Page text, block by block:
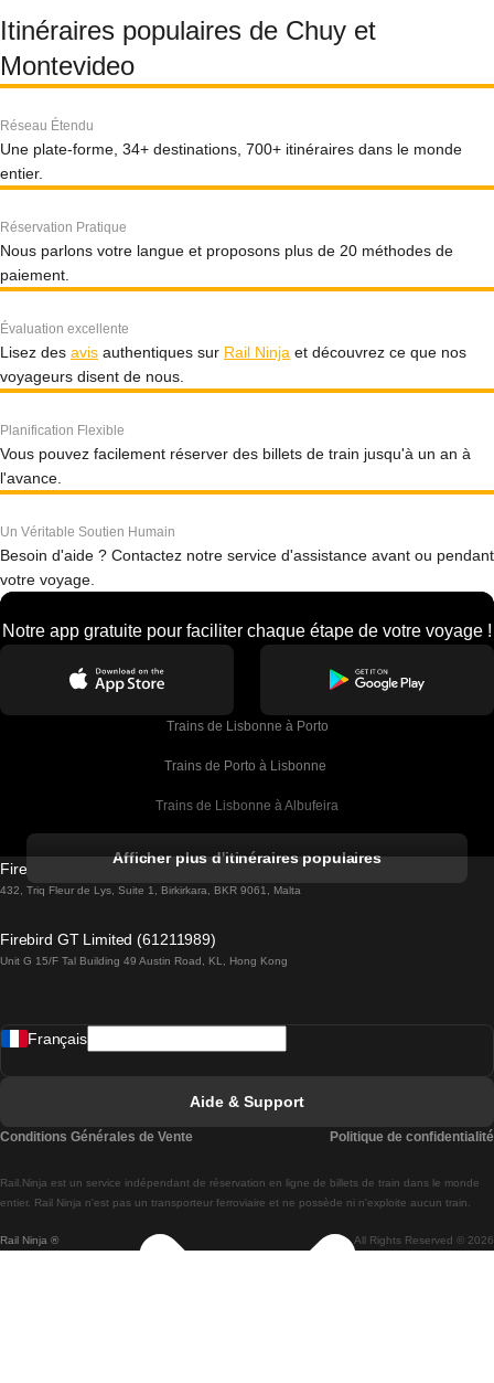
Itinéraires populaires de Chuy et
Montevideo
Réseau Étendu
Une plate-forme, 34+ destinations, 700+ itinéraires dans le monde
entier.
Réservation Pratique
Nous parlons votre langue et proposons plus de 20 méthodes de
paiement.
Évaluation excellente
Lisez des avis authentiques sur Rail Ninja et découvrez ce que nos
voyageurs disent de nous.
Planification Flexible
Vous pouvez facilement réserver des billets de train jusqu'à un an à
l'avance.
Un Véritable Soutien Humain
Besoin d'aide ? Contactez notre service d'assistance avant ou pendant
votre voyage.
Notre app gratuite pour faciliter chaque étape de votre voyage !
Trains de Lisbonne à Porto
Trains de Porto à Lisbonne
Trains de Lisbonne à Albufeira
Trains de Lisbonne à Lagos
Trains de Lisbonne à Madrid
Trains de Lisbonne à Braga
Trains de Braga à Lisbonne
Afficher plus d'itinéraires populaires
Firebird GT Limited (OC 1451)
432, Triq Fleur de Lys, Suite 1, Birkirkara, BKR 9061, Malta
Firebird GT Limited (61211989)
Unit G 15/F Tal Building 49 Austin Road, KL, Hong Kong
Rail Ninja ® All Rights Reserved © 2026
Rail.Ninja est un service indépendant de réservation en ligne de billets de train dans le monde
entier. Rail Ninja n'est pas un transporteur ferroviaire et ne possède ni n'exploite aucun train.
Français
Aide & Support
Conditions Générales de Vente Politique de confidentialité